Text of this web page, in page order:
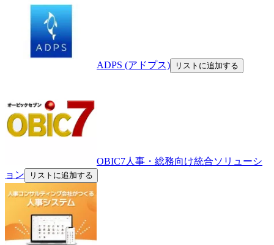
ADPS (アドプス) リストに追加する
OBIC7人事・総務向け統合ソリューシ
ョン
リストに追加する